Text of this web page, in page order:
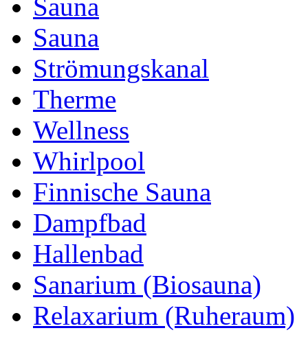
Sauna
Sauna
Strömungskanal
Therme
Wellness
Whirlpool
Finnische Sauna
Dampfbad
Hallenbad
Sanarium (Biosauna)
Relaxarium (Ruheraum)